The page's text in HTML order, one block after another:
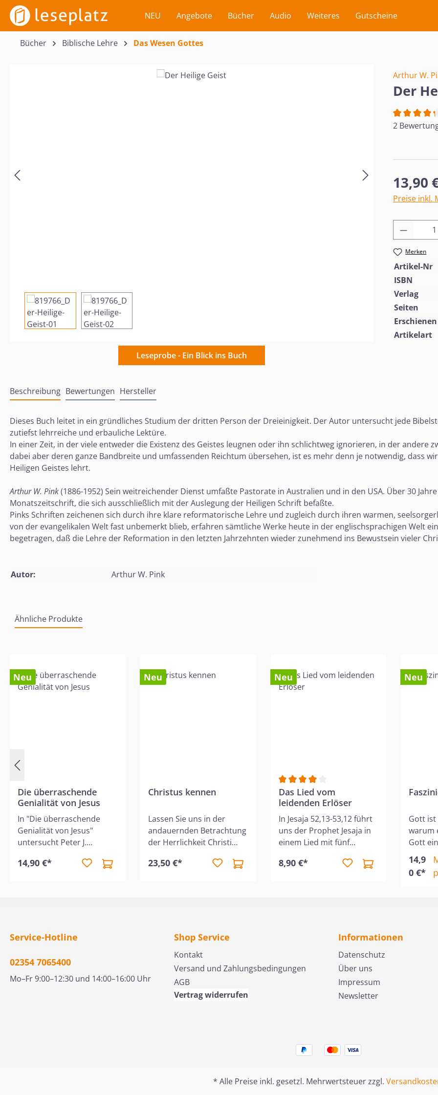
Hauptinhalt springen
Zur Suche springen
Zur Hauptnavigation springen NEU Angebote Bücher Audio Weiteres Gutscheine
Bücher Biblische Lehre Das Wesen Gottes
Leseprobe - Ein Blick ins Buch
Arthur W.
Der
2
Regulärer
13,90
Preise inkl.
Merken
Artikel-Nr
ISBN
Verlag
Seiten
Erschienen
Artikelart
Beschreibung Bewertungen Hersteller
Dieses Buch leitet in ein gründliches Studium der dritten Person der Dreieinigkeit. Der Autor untersucht jede
zutiefst lehrreiche und erbauliche Lektüre.
In einer Zeit, in der viele entweder die Existenz des Geistes leugnen oder ihn schlichtweg ignorieren, in der andere
dabei aber deren ganze Bandbreite und umfassenden Reichtum übersehen, ist es mehr denn je notwendig, dass
Heiligen Geistes lehrt.
Arthur W. Pink(1886-1952) Sein weitreichender Dienst umfaßte Pastorate in Australien und in den USA. Über 30
Monatszeitschrift, die sich ausschließlich mit der Auslegung der Heiligen Schrift befaßte.
Pinks Schriften zeichenen sich durch ihre klare reformatorische Lehre und zugleich durch ihren warmen,
von der evangelikalen Welt fast unbemerkt blieb, erfahren sämtliche Werke heute in der englischsprachigen Welt
begetragen, daß die Lehre der Reformation in den letzten Jahrzehnten wieder zunehmend ins Bewustsein vieler
Autor: Arthur W. Pink
Ähnliche Produkte
Neu
Die überraschende
Genialität von Jesus
In "Die überraschende
Genialität von Jesus"
untersucht Peter J.
des verlorenen Sohnes,
wirkungsvolle
Pharisäer und
Zeit herauszufordern, und
14,90 €*
Neu
Christus kennen
Lassen Sie uns in der
andauernden Betrachtung
der Herrlichkeit Christi
ihm ausströmen, um all
Gehorsams zu erfüllen.
diese Wirkungen erzielt
werden, können Fleisch
und Blut nicht offenbaren
– es erscheint wie eine
23,50 €*
Neu
Durchschnittliche Bewertung von 4 von 5
Das Lied vom
leidenden Erlöser
In Jesaja 52,13-53,12 führt
uns der Prophet Jesaja in
einem Lied mit fünf
Höhepunkt des Alten
Verachtung ging. Jesus
wurde von Gott am Kreuz
unserer Sünden wegen
zerschlagen und ließ sein
Leben für uns. Die
Vollkommenheit seines
Opfers strahlt aus den
Bibeltextes deutlich
hervor. Eine andächtige
8,90 €*
Neu
Gott ist
warum
Gott
ist.
des
Wie
geht
von
14,9
0 €*
Service-Hotline
02354 7065400
Mo–Fr 9:00–12:30 und 14:00–16:00 Uhr
Shop Service
Kontakt
Versand und Zahlungsbedingungen
AGB
Vertrag widerrufen
Informationen
Datenschutz
Über uns
Impressum
Newsletter
* Alle Preise inkl. gesetzl. Mehrwertsteuer zzgl.